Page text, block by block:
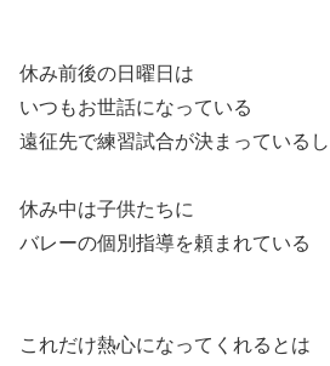
休み前後の日曜日は
いつもお世話になっている
遠征先で練習試合が決まっているし
休み中は子供たちに
バレーの個別指導を頼まれている
これだけ熱心になってくれるとは